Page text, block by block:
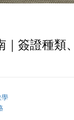
｜簽證種類